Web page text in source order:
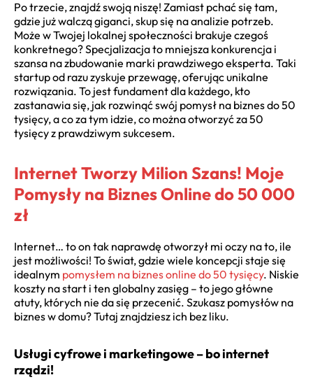
Po trzecie, znajdź swoją niszę! Zamiast pchać się tam,
gdzie już walczą giganci, skup się na analizie potrzeb.
Może w Twojej lokalnej społeczności brakuje czegoś
konkretnego? Specjalizacja to mniejsza konkurencja i
szansa na zbudowanie marki prawdziwego eksperta. Taki
startup od razu zyskuje przewagę, oferując unikalne
rozwiązania. To jest fundament dla każdego, kto
zastanawia się, jak rozwinąć swój pomysł na biznes do 50
tysięcy, a co za tym idzie, co można otworzyć za 50
tysięcy z prawdziwym sukcesem.
Internet Tworzy Milion Szans! Moje
Pomysły na Biznes Online do 50 000
zł
Internet… to on tak naprawdę otworzył mi oczy na to, ile
jest możliwości! To świat, gdzie wiele koncepcji staje się
idealnym pomysłem na biznes online do 50 tysięcy. Niskie
koszty na start i ten globalny zasięg – to jego główne
atuty, których nie da się przecenić. Szukasz pomysłów na
biznes w domu? Tutaj znajdziesz ich bez liku.
Usługi cyfrowe i marketingowe – bo internet
rządzi!